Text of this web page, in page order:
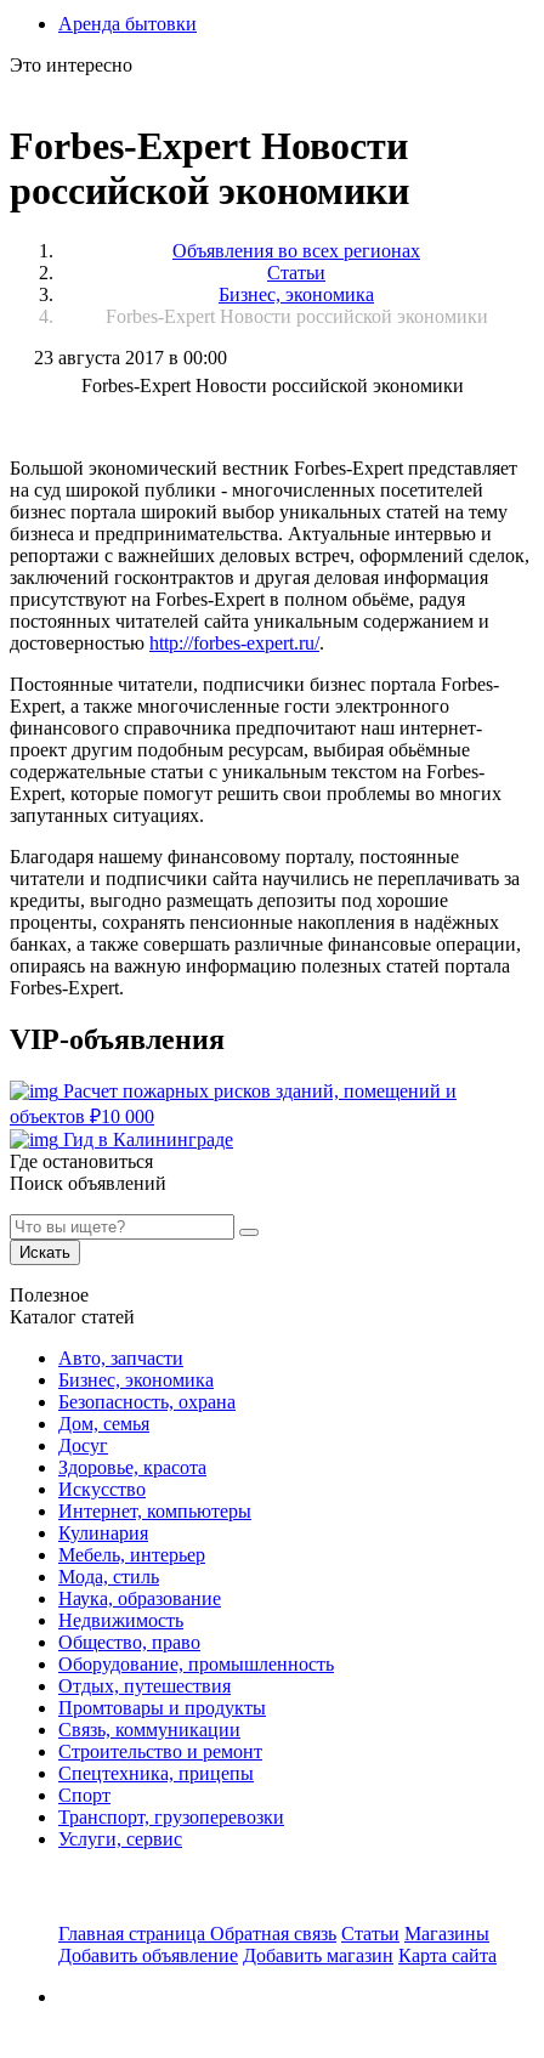
Аренда бытовки
Это интересно
Forbes-Expert Новости
российской экономики
Объявления во всех регионах
Статьи
Бизнес, экономика
Forbes-Expert Новости российской экономики
23 августа 2017 в 00:00
Forbes-Expert Новости российской экономики
Большой экономический вестник Forbes-Expert представляет
на суд широкой публики - многочисленных посетителей
бизнес портала широкий выбор уникальных статей на тему
бизнеса и предпринимательства. Актуальные интервью и
репортажи с важнейших деловых встреч, оформлений сделок,
заключений госконтрактов и другая деловая информация
присутствуют на Forbes-Expert в полном обьёме, радуя
постоянных читателей сайта уникальным содержанием и
достоверностью http://forbes-expert.ru/.
Постоянные читатели, подписчики бизнес портала Forbes-
Expert, а также многочисленные гости электронного
финансового справочника предпочитают наш интернет-
проект другим подобным ресурсам, выбирая обьёмные
содержательные статьи с уникальным текстом на Forbes-
Expert, которые помогут решить свои проблемы во многих
запутанных ситуациях.
Благодаря нашему финансовому порталу, постоянные
читатели и подписчики сайта научились не переплачивать за
кредиты, выгодно размещать депозиты под хорошие
проценты, сохранять пенсионные накопления в надёжных
банках, а также совершать различные финансовые операции,
опираясь на важную информацию полезных статей портала
Forbes-Expert.
VIP-объявления
Расчет пожарных рисков зданий, помещений и
объектов ₽10 000
Гид в Калининграде
Где остановиться
Поиск объявлений
Искать
Полезное
Каталог статей
Авто, запчасти
Бизнес, экономика
Безопасность, охрана
Дом, семья
Досуг
Здоровье, красота
Искусство
Интернет, компьютеры
Кулинария
Мебель, интерьер
Мода, стиль
Наука, образование
Недвижимость
Общество, право
Оборудование, промышленность
Отдых, путешествия
Промтовары и продукты
Связь, коммуникации
Строительство и ремонт
Спецтехника, прицепы
Спорт
Транспорт, грузоперевозки
Услуги, сервис
Главная страница Обратная связь Статьи Магазины
Добавить объявление Добавить магазин Карта сайта